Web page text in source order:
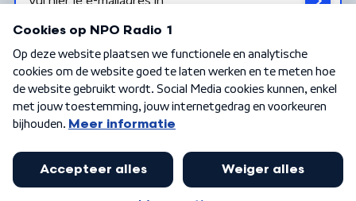
Algemene voorwaarden